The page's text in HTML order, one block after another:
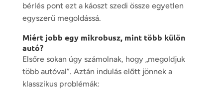
bérlés pont ezt a káoszt szedi össze egyetlen
egyszerű megoldássá.
Miért jobb egy mikrobusz, mint több külön
autó?
Elsőre sokan úgy számolnak, hogy „megoldjuk
több autóval”. Aztán indulás előtt jönnek a
klasszikus problémák: